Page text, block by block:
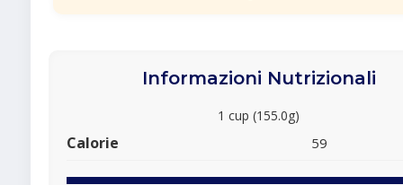
Informazioni Nutrizionali
1 cup (155.0g)
Calorie 59